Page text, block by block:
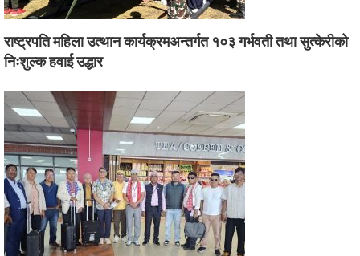
राष्ट्रपति महिला उत्थान कार्यक्रमअन्तर्गत १०३ गर्भवती तथा सुत्केरीको
निःशुल्क हवाई उद्धार